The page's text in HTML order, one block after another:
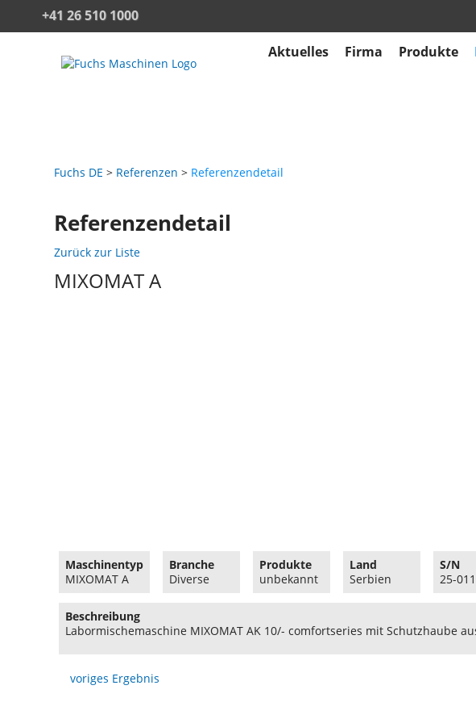
+41 26 510 1000
Aktuelles Firma Produkte
Fuchs DE Referenzen Referenzendetail
Referenzendetail
Zurück zur Liste
MIXOMAT A
Maschinentyp
MIXOMAT A
Branche
Diverse
Produkte
unbekannt
Land
Serbien
S/N
25-
Beschreibung
Labormischemaschine MIXOMAT AK 10/- comfortseries mit Schutzhaube
voriges Ergebnis